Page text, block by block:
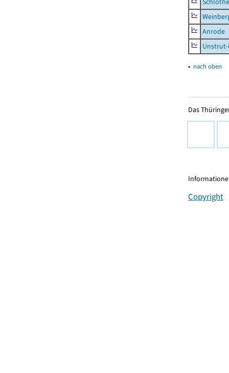
Anrode
▴ nach oben
Das
Copyright